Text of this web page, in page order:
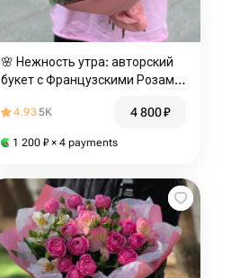
🌸 Нежность утра: авторский
букет с Французскими Розами,
Диантусами, Эустомой и
4.935K 4 800₽
1 200 ₽ × 4 payments